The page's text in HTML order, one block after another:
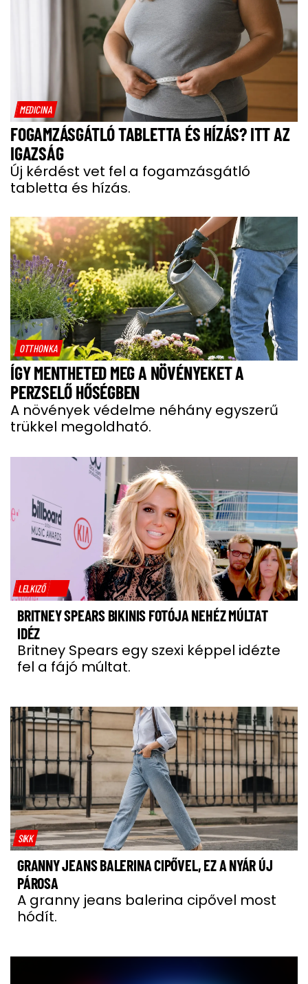
MEDICINA
FOGAMZÁSGÁTLÓ TABLETTA ÉS HÍZÁS? ITT AZ
IGAZSÁG
Új kérdést vet fel a fogamzásgátló
tabletta és hízás.
OTTHONKA
ÍGY MENTHETED MEG A NÖVÉNYEKET A
PERZSELŐ HŐSÉGBEN
A növények védelme néhány egyszerű
trükkel megoldható.
LELKIZŐ
BRITNEY SPEARS BIKINIS FOTÓJA NEHÉZ MÚLTAT
IDÉZ
Britney Spears egy szexi képpel idézte
fel a fájó múltat.
SIKK
GRANNY JEANS BALERINA CIPŐVEL, EZ A NYÁR ÚJ
PÁROSA
A granny jeans balerina cipővel most
hódít.